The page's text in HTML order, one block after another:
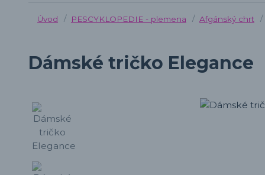
Úvod PESCYKLOPEDIE - plemena Afgánský chrt
Dámské tričko Elegance